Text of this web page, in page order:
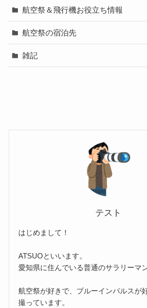
航空祭＆飛行機お役立ち情報
航空祭の宿泊先
雑記
テスト
はじめまして！
ATSUOといいます。
愛知県に住んでいる普通のサラリーマ
航空祭が好きで、ブルーインパルスが
撮っています。